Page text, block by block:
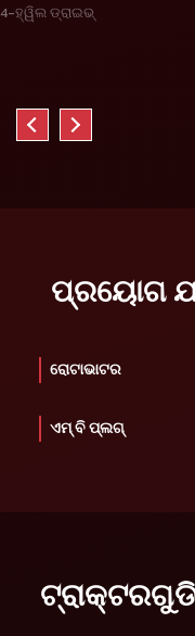
4-ହ୍ୱିଲ ଡ୍ରାଇଭ୍
ପ୍ରୟୋଗ
ରୋଟାଭାଟର
ଏମ୍ ବି ପ୍ଲଗ୍